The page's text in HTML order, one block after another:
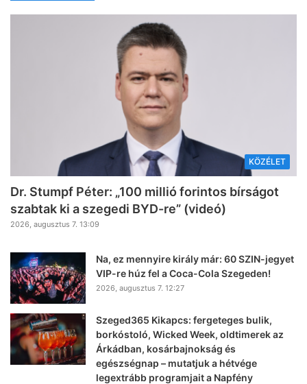
KÖZÉLET
Dr. Stumpf Péter: „100 millió forintos bírságot
szabtak ki a szegedi BYD-re” (videó)
2026, augusztus 7. 13:09
Na, ez mennyire király már: 60 SZIN-jegyet
VIP-re húz fel a Coca-Cola Szegeden!
2026, augusztus 7. 12:27
Szeged365 Kikapcs: fergeteges bulik,
borkóstoló, Wicked Week, oldtimerek az
Árkádban, kosárbajnokság és
egészségnap – mutatjuk a hétvége
legextrább programjait a Napfény